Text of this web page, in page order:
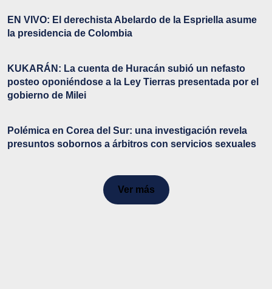
EN VIVO: El derechista Abelardo de la Espriella asume
la presidencia de Colombia
KUKARÁN: La cuenta de Huracán subió un nefasto
posteo oponiéndose a la Ley Tierras presentada por el
gobierno de Milei
Polémica en Corea del Sur: una investigación revela
presuntos sobornos a árbitros con servicios sexuales
Ver más